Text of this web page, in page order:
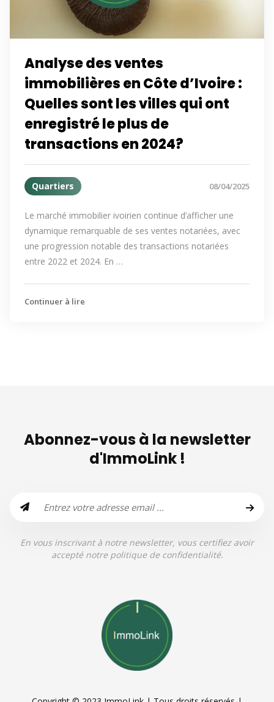
Analyse des ventes
immobilières en Côte d’Ivoire :
Quelles sont les villes qui ont
enregistré le plus de
transactions en 2024?
Quartiers 08/04/2025
Le marché immobilier ivoirien continue d’afficher une
dynamique remarquable de ses ventes notariées, avec
une progression notable des transactions notariées
entre 2022 et 2024. En …
Continuer à lire
Abonnez-vous à la newsletter
d'ImmoLink !
En vous inscrivant à notre newsletter, vous certifiez avoir
accepté notre politique de confidentialité.